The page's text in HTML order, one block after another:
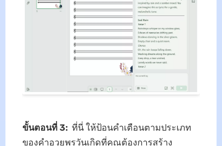
ขั้นตอนที่ 3: ที่นี่ ให้ป้อนคำเตือนตามประเภท
ของคำอวยพรวันเกิดที่คุณต้องการสร้าง